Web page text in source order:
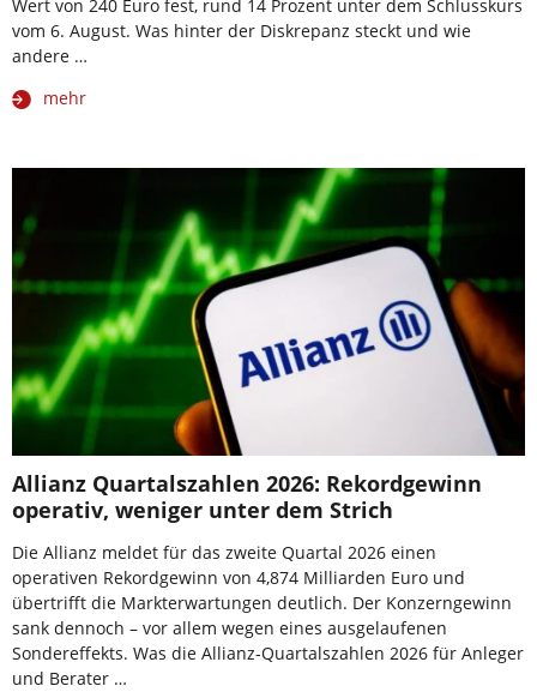
Wert von 240 Euro fest, rund 14 Prozent unter dem Schlusskurs
vom 6. August. Was hinter der Diskrepanz steckt und wie
andere …
mehr
Allianz Quartalszahlen 2026: Rekordgewinn
operativ, weniger unter dem Strich
Die Allianz meldet für das zweite Quartal 2026 einen
operativen Rekordgewinn von 4,874 Milliarden Euro und
übertrifft die Markterwartungen deutlich. Der Konzerngewinn
sank dennoch – vor allem wegen eines ausgelaufenen
Sondereffekts. Was die Allianz-Quartalszahlen 2026 für Anleger
und Berater …